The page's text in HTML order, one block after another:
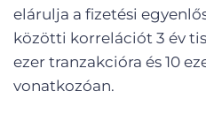
elárulja a fizetési
közötti korrelációt 3 év
ezer tranzakcióra és 10
vonatkozóan.